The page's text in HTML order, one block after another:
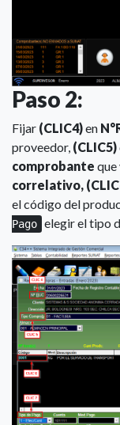
Paso 2:
Fijar (CLIC4)en
proveedor, (CLIC5)
comprobante
correlativo,
el código del
Pago elegir el tipo